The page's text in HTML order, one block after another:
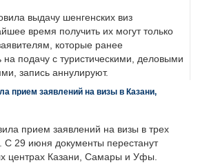
выдачу шенгенских виз
время получить их могут только
которые ранее
на подачу с туристическими, деловыми
запись аннулируют.
прием заявлений на визы в Казани,
прием заявлений на визы в трех
С 29 июня документы перестанут
центрах Казани, Самары и Уфы.